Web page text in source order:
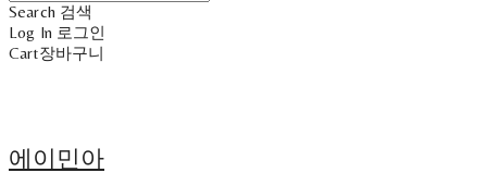
Search 검색
Log In 로그인
Cart장바구니
에이민아